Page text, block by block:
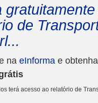
de
na eInforma e obtenha
terá acesso ao relatório de